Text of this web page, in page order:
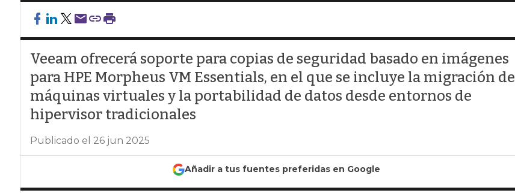
Veeam ofrecerá soporte para copias de seguridad basado en imágenes
para HPE Morpheus VM Essentials, en el que se incluye la migración de
máquinas virtuales y la portabilidad de datos desde entornos de
hipervisor tradicionales
Publicado el 26 jun 2025
Añadir a tus fuentes preferidas en Google